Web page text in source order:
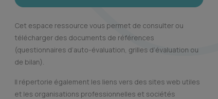
Cet espace ressource vous permet de consulter ou
télécharger des documents de références
(questionnaires d’auto-évaluation, grilles d’évaluation ou
de bilan).
Il répertorie également les liens vers des sites web utiles
et les organisations professionnelles et sociétés